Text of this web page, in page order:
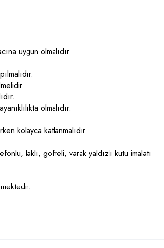
uygun olmalıdır
olmalıdır.
kolayca katlanmalıdır.
laklı, gofreli, varak yaldızlı kutu imalatı